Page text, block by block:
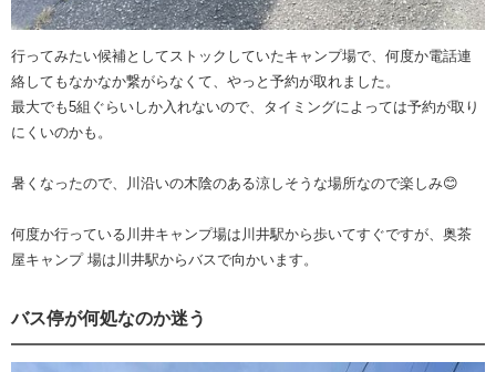
行ってみたい候補としてストックしていたキャンプ場で、何度か電話連
絡してもなかなか繋がらなくて、やっと予約が取れました。
最大でも5組ぐらいしか入れないので、タイミングによっては予約が取り
にくいのかも。
暑くなったので、川沿いの木陰のある涼しそうな場所なので楽しみ😊
何度か行っている川井キャンプ場は川井駅から歩いてすぐですが、奥茶
屋キャンプ 場は川井駅からバスで向かいます。
バス停が何処なのか迷う